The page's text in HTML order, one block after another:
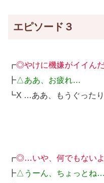
エピソード３
┏◎やけに機嫌がイイん
┣△ああ、お疲れ…
┗X …ああ、もうぐった
┏◎…いや、何でもないよ
┣△うーん、ちょっとね…